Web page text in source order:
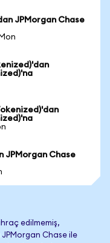
JPMorgan Chase
JPMorgan Chase
edilmemiş,
Chase ile